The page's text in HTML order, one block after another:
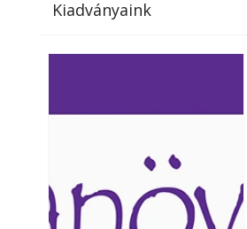
az otthonában, útközben vagy
elérhetők lapszámaink. Bárhol,
Kiadványaink